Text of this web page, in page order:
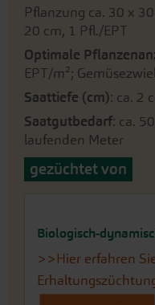
Pflanzung ca. 30 x
20 cm, 1 Pfl./EPT
Optimale
EPT/m²;
Saattiefe (cm): ca. 2
Saatgutbedarf: ca.
laufenden Meter
gezüchtet von
Biologisch-
>>Hier erfahren